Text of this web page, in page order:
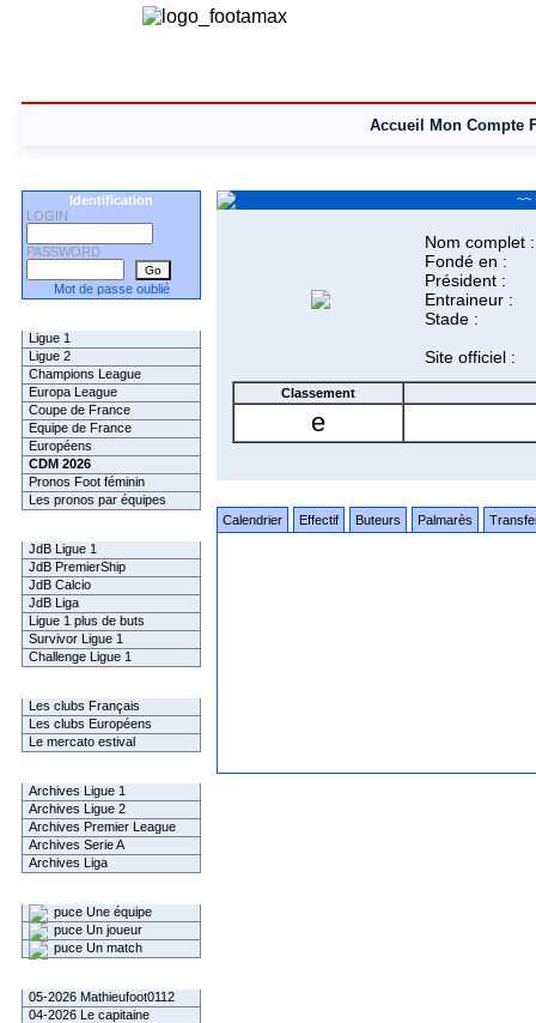
Accueil Mon Compte
Identification
LOGIN
PASSWORD
Mot de passe oublié
Ligue 1
Ligue 2
Champions League
Europa League
Coupe de France
Equipe de France
Européens
CDM 2026
Pronos Foot féminin
Les pronos par équipes
JdB Ligue 1
JdB PremierShip
JdB Calcio
JdB Liga
Ligue 1 plus de buts
Survivor Ligue 1
Challenge Ligue 1
Les clubs Français
Les clubs Européens
Le mercato estival
Archives Ligue 1
Archives Ligue 2
Archives Premier League
Archives Serie A
Archives Liga
Une équipe
Un joueur
Un match
05-2026 Mathieufoot0112
04-2026 Le capitaine
~~
Nom complet :
Fondé en :
Président :
Entraineur :
Stade :
Site officiel :
Classement
e
Calendrier Effectif Buteurs Palmarès